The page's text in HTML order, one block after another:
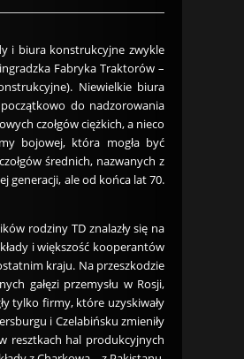
i biura konstrukcyjne zwykle
Fabryka Traktorów –
Niewielkie biura
do nadzorowania
czołgów ciężkich, a nieco
bojowej, która mogła być
średnich, nazwanych z
generacji, ale od końca lat 70.
rodziny TD znalazły się na
i większość kooperantów
kraju. Na przeszkodzie
gałęzi przemysłu w Rosji,
tylko firmy, które uzyskiwały
i Czelabińsku zmieniły
resztkach hal produkcyjnych